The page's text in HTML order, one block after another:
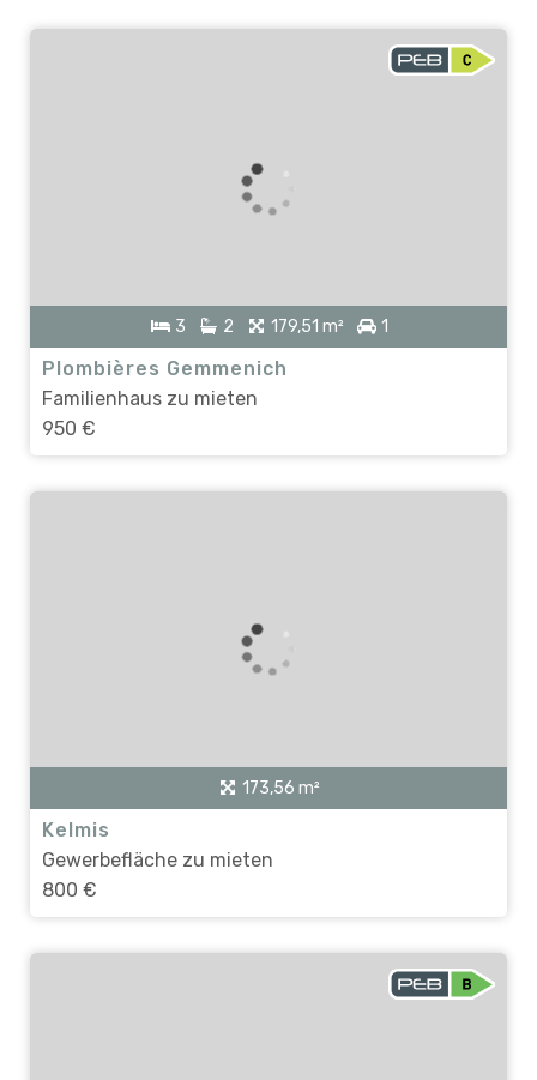
3 2 179,51 m² 1
Plombières Gemmenich
Familienhaus zu mieten
950 €
173,56 m²
Kelmis
Gewerbefläche zu mieten
800 €